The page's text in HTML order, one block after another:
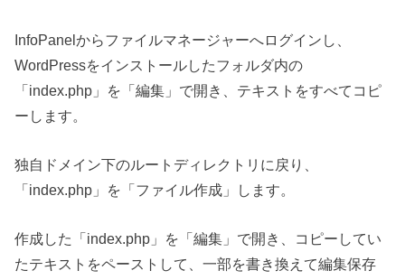
InfoPanelからファイルマネージャーへログインし、
WordPressをインストールしたフォルダ内の
「index.php」を「編集」で開き、テキストをすべてコピ
ーします。
独自ドメイン下のルートディレクトリに戻り、
「index.php」を「ファイル作成」します。
作成した「index.php」を「編集」で開き、コピーしてい
たテキストをペーストして、一部を書き換えて編集保存